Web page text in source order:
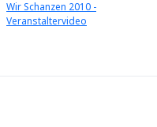
Wir Schanzen 2010 -
Veranstaltervideo